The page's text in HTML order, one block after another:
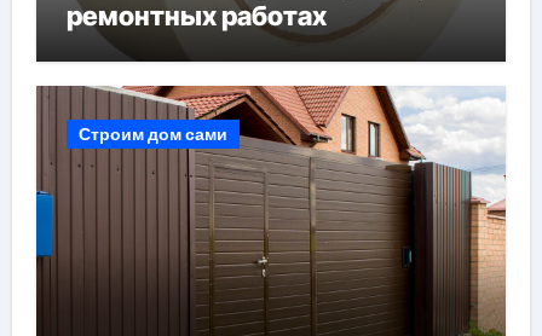
ремонтных работах
Строим дом сами